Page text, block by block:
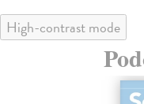
High-contrast mode